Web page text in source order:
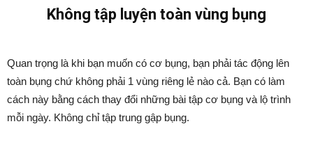
Không tập luyện toàn vùng bụng
Quan trọng là khi bạn muốn có cơ bụng, bạn phải tác động lên
toàn bụng chứ không phải 1 vùng riêng lẻ nào cả. Bạn có làm
cách này bằng cách thay đổi những bài tập cơ bụng và lộ trình
mỗi ngày. Không chỉ tập trung gập bụng.